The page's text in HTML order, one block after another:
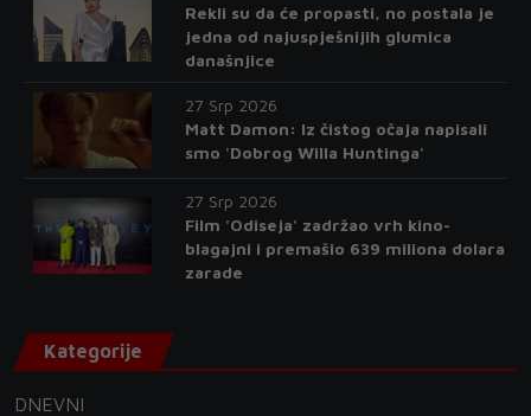
Rekli su da će propasti, no postala je
jedna od najuspješnijih glumica
današnjice
27 Srp 2026
Matt Damon: Iz čistog očaja napisali
smo 'Dobrog Willa Huntinga'
27 Srp 2026
Film 'Odiseja' zadržao vrh kino-
blagajni i premašio 639 miliona dolara
zarade
Kategorije
DNEVNI